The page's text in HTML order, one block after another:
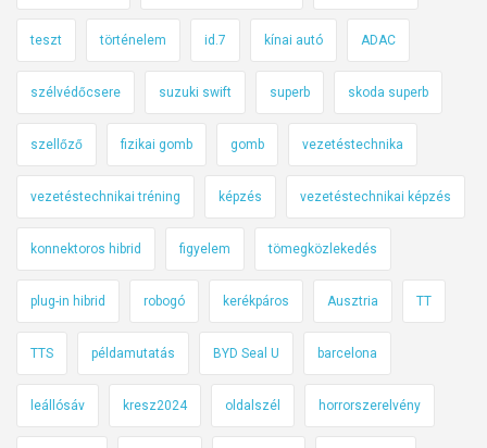
teszt történelem id.7 kínai autó ADAC
szélvédőcsere suzuki swift superb skoda superb
szellőző fizikai gomb gomb vezetéstechnika
vezetéstechnikai tréning képzés vezetéstechnikai képzés
konnektoros hibrid figyelem tömegközlekedés
plug-in hibrid robogó kerékpáros Ausztria TT
TTS példamutatás BYD Seal U barcelona
leállósáv kresz2024 oldalszél horrorszerelvény